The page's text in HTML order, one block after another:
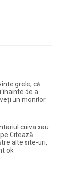
grele, că
înainte de a
un monitor
cuiva sau
Citează
alte site-uri,
ok.